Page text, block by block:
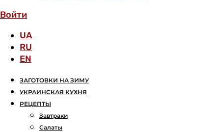
Войти
UA
RU
EN
ЗАГОТОВКИ НА ЗИМУ
УКРАИНСКАЯ КУХНЯ
РЕЦЕПТЫ
Завтраки
Салаты